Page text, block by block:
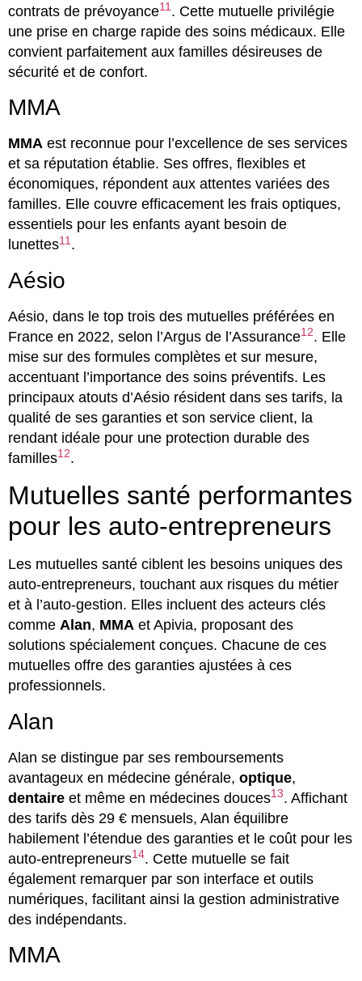
contrats de prévoyance11. Cette mutuelle privilégie
une prise en charge rapide des soins médicaux. Elle
convient parfaitement aux familles désireuses de
sécurité et de confort.
MMA
MMA est reconnue pour l’excellence de ses services
et sa réputation établie. Ses offres, flexibles et
économiques, répondent aux attentes variées des
familles. Elle couvre efficacement les frais optiques,
essentiels pour les enfants ayant besoin de
lunettes11 .
Aésio
Aésio, dans le top trois des mutuelles préférées en
France en 2022, selon l’Argus de l’Assurance12. Elle
mise sur des formules complètes et sur mesure,
accentuant l’importance des soins préventifs. Les
principaux atouts d’Aésio résident dans ses tarifs, la
qualité de ses garanties et son service client, la
rendant idéale pour une protection durable des
familles12.
Mutuelles santé performantes
pour les auto-entrepreneurs
Les mutuelles santé ciblent les besoins uniques des
auto-entrepreneurs, touchant aux risques du métier
et à l’auto-gestion. Elles incluent des acteurs clés
comme Alan, MMA et Apivia, proposant des
solutions spécialement conçues. Chacune de ces
mutuelles offre des garanties ajustées à ces
professionnels.
Alan
Alan se distingue par ses remboursements
avantageux en médecine générale, optique,
dentaire et même en médecines douces13. Affichant
des tarifs dès 29 € mensuels, Alan équilibre
habilement l’étendue des garanties et le coût pour les
auto-entrepreneurs14. Cette mutuelle se fait
également remarquer par son interface et outils
numériques, facilitant ainsi la gestion administrative
des indépendants.
MMA